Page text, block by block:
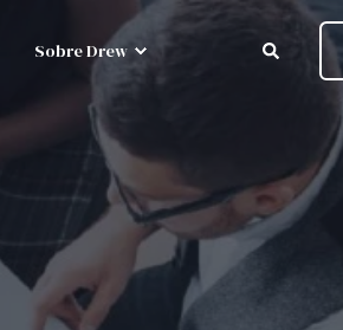
Sobre Drew